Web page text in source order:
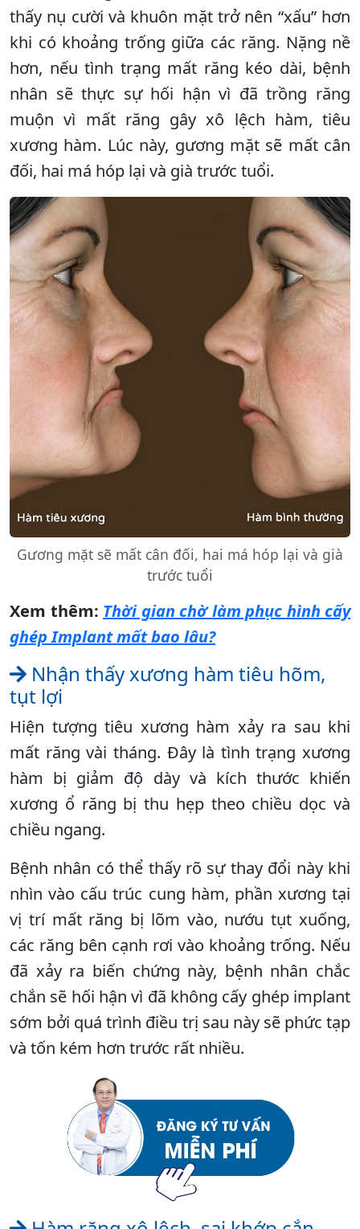
thấy nụ cười và khuôn mặt trở nên “xấu” hơn
khi có khoảng trống giữa các răng. Nặng nề
hơn, nếu tình trạng mất răng kéo dài, bệnh
nhân sẽ thực sự hối hận vì đã trồng răng
muộn vì mất răng gây xô lệch hàm, tiêu
xương hàm. Lúc này, gương mặt sẽ mất cân
đối, hai má hóp lại và già trước tuổi.
Gương mặt sẽ mất cân đối, hai má hóp lại và già
trước tuổi
Xem thêm: Thời gian chờ làm phục hình cấy
ghép Implant mất bao lâu?
Nhận thấy xương hàm tiêu hõm,
tụt lợi
Hiện tượng tiêu xương hàm xảy ra sau khi
mất răng vài tháng. Đây là tình trạng xương
hàm bị giảm độ dày và kích thước khiến
xương ổ răng bị thu hẹp theo chiều dọc và
chiều ngang.
Bệnh nhân có thể thấy rõ sự thay đổi này khi
nhìn vào cấu trúc cung hàm, phần xương tại
vị trí mất răng bị lõm vào, nướu tụt xuống,
các răng bên cạnh rơi vào khoảng trống. Nếu
đã xảy ra biến chứng này, bệnh nhân chắc
chắn sẽ hối hận vì đã không cấy ghép implant
sớm bởi quá trình điều trị sau này sẽ phức tạp
và tốn kém hơn trước rất nhiều.